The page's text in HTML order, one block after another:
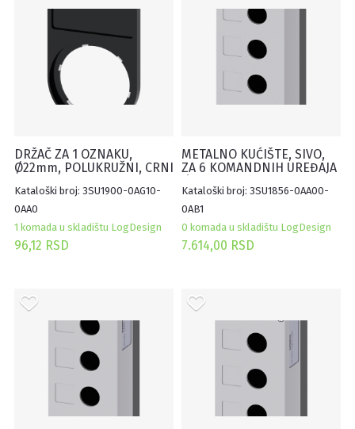
DRŽAČ ZA 1 OZNAKU,
Ø22mm, POLUKRUŽNI, CRNI
(100KOM)
Kataloški broj: 3SU1900-0AG10-
0AA0
1 komada u skladištu LogDesign
96,12 RSD
METALNO KUĆIŠTE, SIVO,
ZA 6 KOMANDNIH UREĐAJA
ZA OZNAKE
Kataloški broj: 3SU1856-0AA00-
0AB1
0 komada u skladištu LogDesign
7.614,00 RSD